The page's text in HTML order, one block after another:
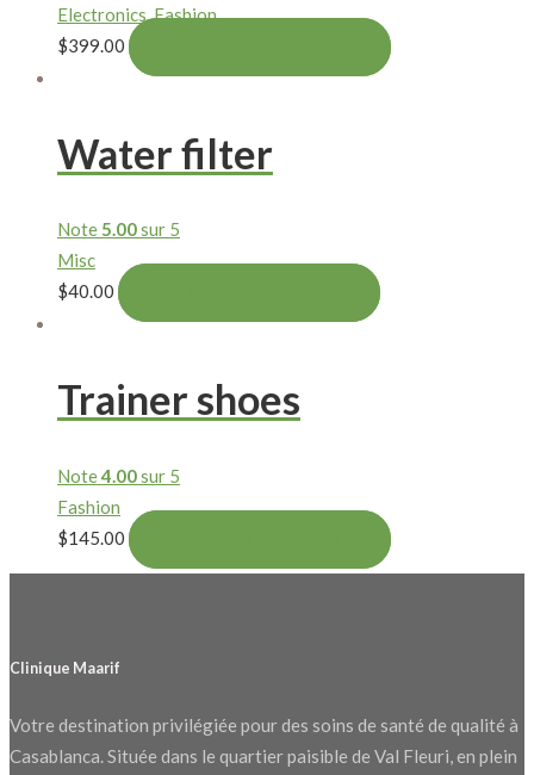
Electronics,Fashion
$399.00
Water filter
Note 5.00sur 5
Misc
$40.00
Trainer shoes
Note4.00sur 5
Fashion
$145.00
Clinique Maarif
Votre destination privilégiée pour des soins de santé de qualité à
Casablanca. Située dans le quartier paisible de Val Fleuri, en plein